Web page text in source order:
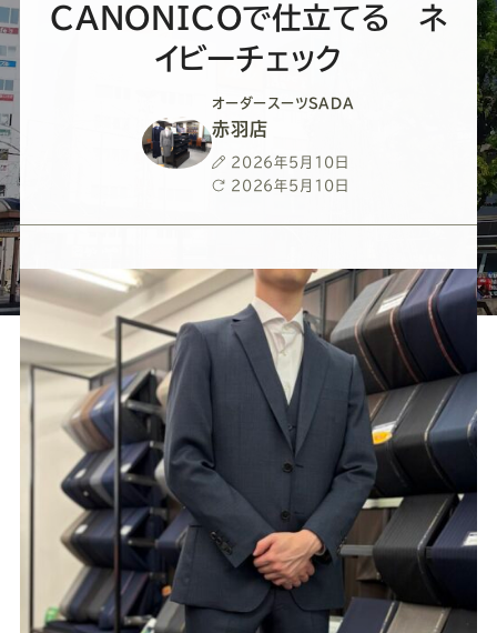
ー
ツ
SADA
の
公
式
Youtube
ダ
ス
ー
ツ
SADA
の
公
式
Facebook
ダ
ー
ス
ー
ツ
SADA
の
公
式
Twitter
ダ
ー
ス
ー
ツ
SADA
の
式
Instagram
ダ
ー
ス
ー
ツ
SADA
の
公
式
LINE
CANONICOで仕立てる ネ
イビーチェック
オーダースーツSADA
赤羽店
投
稿
2026年5月10日
最
日
2026年5月10日